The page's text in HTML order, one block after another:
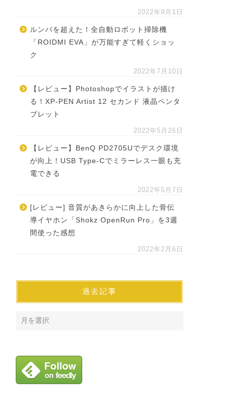
2022年9月1日
ルンバを超えた！全自動ロボット掃除機
「ROIDMI EVA」が万能すぎて軽くショッ
ク
2022年7月10日
【レビュー】Photoshopでイラストが描け
る！XP-PEN Artist 12 セカンド 液晶ペンタ
ブレット
2022年5月26日
【レビュー】BenQ PD2705Uでデスク環境
が向上！USB Type-Cでミラーレス一眼も充
電できる
2022年5月7日
[レビュー] 音質があきらかに向上した骨伝
導イヤホン「Shokz OpenRun Pro」を3週
間使った感想
2022年2月6日
過去記事